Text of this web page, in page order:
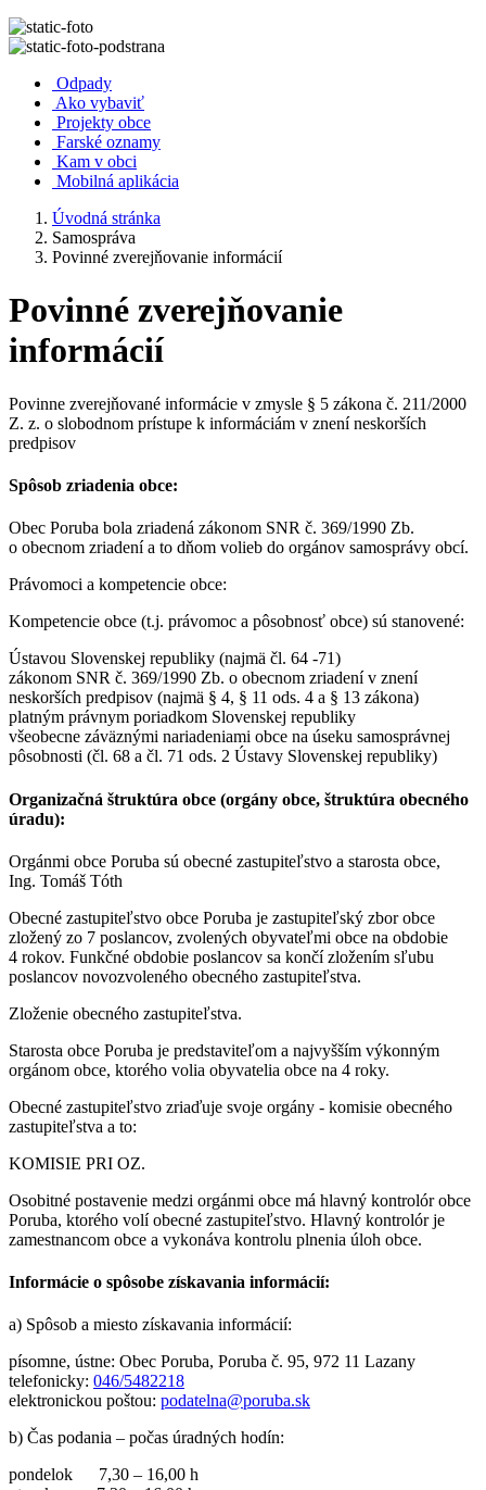
Odpady
Ako vybaviť
Projekty obce
Farské oznamy
Kam v obci
Mobilná aplikácia
Úvodná stránka
Samospráva
Povinné zverejňovanie informácií
Povinné zverejňovanie
informácií
Povinne zverejňované informácie v zmysle § 5 zákona č. 211/2000
Z. z. o slobodnom prístupe k informáciám v znení neskorších
predpisov
Spôsob zriadenia obce:
Obec Poruba bola zriadená zákonom SNR č. 369/1990 Zb.
o obecnom zriadení a to dňom volieb do orgánov samosprávy obcí.
Právomoci a kompetencie obce:
Kompetencie obce (t.j. právomoc a pôsobnosť obce) sú stanovené:
Ústavou Slovenskej republiky (najmä čl. 64 -71)
zákonom SNR č. 369/1990 Zb. o obecnom zriadení v znení
neskorších predpisov (najmä § 4, § 11 ods. 4 a § 13 zákona)
platným právnym poriadkom Slovenskej republiky
všeobecne záväznými nariadeniami obce na úseku samosprávnej
pôsobnosti (čl. 68 a čl. 71 ods. 2 Ústavy Slovenskej republiky)
Organizačná štruktúra obce (orgány obce, štruktúra obecného
úradu):
Orgánmi obce Poruba sú obecné zastupiteľstvo a starosta obce,
Ing. Tomáš Tóth
Obecné zastupiteľstvo obce Poruba je zastupiteľský zbor obce
zložený zo 7 poslancov, zvolených obyvateľmi obce na obdobie
4 rokov. Funkčné obdobie poslancov sa končí zložením sľubu
poslancov novozvoleného obecného zastupiteľstva.
Zloženie obecného zastupiteľstva.
Starosta obce Poruba je predstaviteľom a najvyšším výkonným
orgánom obce, ktorého volia obyvatelia obce na 4 roky.
Obecné zastupiteľstvo zriaďuje svoje orgány - komisie obecného
zastupiteľstva a to:
KOMISIE PRI OZ.
Osobitné postavenie medzi orgánmi obce má hlavný kontrolór obce
Poruba, ktorého volí obecné zastupiteľstvo. Hlavný kontrolór je
zamestnancom obce a vykonáva kontrolu plnenia úloh obce.
Informácie o spôsobe získavania informácií:
a) Spôsob a miesto získavania informácií:
písomne, ústne: Obec Poruba, Poruba č. 95, 972 11 Lazany
telefonicky: 046/5482218
elektronickou poštou: podatelna@poruba.sk
b) Čas podania – počas úradných hodín:
pondelok 7,30 – 16,00 h